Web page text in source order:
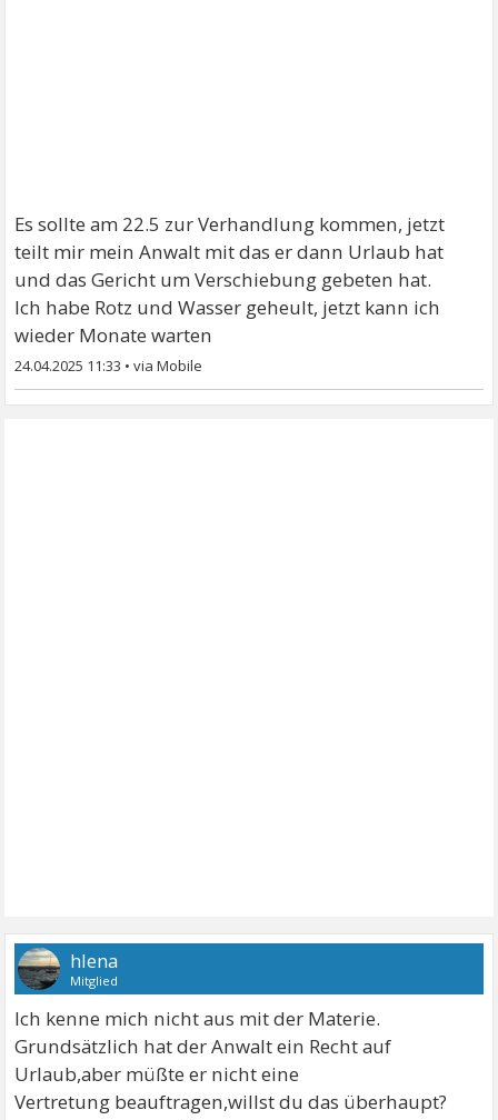
Es sollte am 22.5 zur Verhandlung kommen, jetzt
teilt mir mein Anwalt mit das er dann Urlaub hat
und das Gericht um Verschiebung gebeten hat.
Ich habe Rotz und Wasser geheult, jetzt kann ich
wieder Monate warten
24.04.2025 11:33 •
hlena
Mitglied
Ich kenne mich nicht aus mit der Materie.
Grundsätzlich hat der Anwalt ein Recht auf
Urlaub,aber müßte er nicht eine
Vertretung beauftragen,willst du das überhaupt?